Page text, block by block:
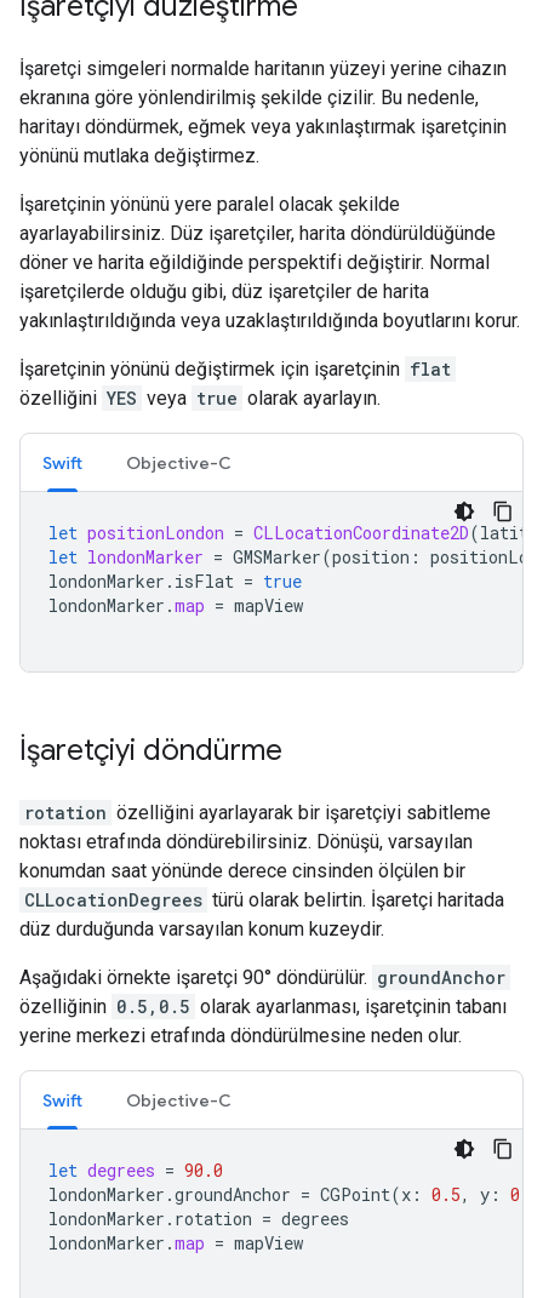
İşaretçi simgeleri normalde haritanın yüzeyi yerine cihazın
ekranına göre yönlendirilmiş şekilde çizilir. Bu nedenle,
haritayı döndürmek, eğmek veya yakınlaştırmak işaretçinin
yönünü mutlaka değiştirmez.
İşaretçinin yönünü yere paralel olacak şekilde
ayarlayabilirsiniz. Düz işaretçiler, harita döndürüldüğünde
döner ve harita eğildiğinde perspektifi değiştirir. Normal
işaretçilerde olduğu gibi, düz işaretçiler de harita
yakınlaştırıldığında veya uzaklaştırıldığında boyutlarını korur.
İşaretçinin yönünü değiştirmek için işaretçinin flat
özelliğini YES veya true olarak ayarlayın.
Swift Objective-C
let positionLondon = CLLocationCoordinate2D(
let londonMarker = GMSMarker(position :
londonMarker . isFlat = true
londonMarker .map = mapView
İşaretçiyi döndürme
rotation özelliğini ayarlayarak bir işaretçiyi sabitleme
noktası etrafında döndürebilirsiniz. Dönüşü, varsayılan
konumdan saat yönünde derece cinsinden ölçülen bir
CLLocationDegrees türü olarak belirtin. İşaretçi haritada
düz durduğunda varsayılan konum kuzeydir.
Aşağıdaki örnekte işaretçi 90° döndürülür. groundAnchor
özelliğinin 0.5,0.5 olarak ayarlanması, işaretçinin tabanı
yerine merkezi etrafında döndürülmesine neden olur.
Swift Objective-C
let degrees = 90.0
londonMarker .groundAnchor = CGPoint(x : 0.5, y : 0.5
londonMarker . rotation = degrees
londonMarker .map = mapView